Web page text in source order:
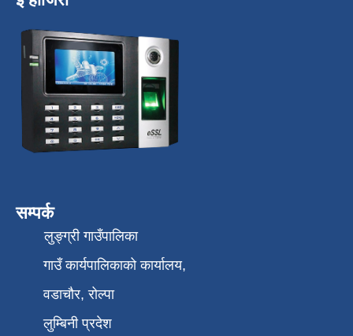
सम्पर्क
लुङ्ग्री गाउँपालिका
गाउँ कार्यपालिकाको कार्यालय,
वडाचौर, रोल्पा
लुम्बिनी प्रदेश